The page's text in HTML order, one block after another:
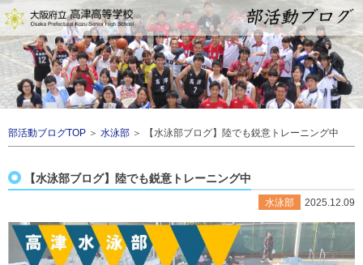
部活動ブログTOP ＞ 水泳部 ＞ 【水泳部ブログ】陸でも鋭意トレーニング中
【水泳部ブログ】陸でも鋭意トレーニング中
水泳部 2025.12.09